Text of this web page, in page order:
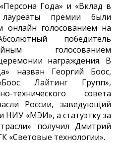
Года» и «Вклад в
лауреаты премии были
онлайн голосованием на
победитель
голосованием
награждения. В
назван Георгий Боос,
Лайтинг Групп»,
технического совета
России, заведующий
НИУ «МЭИ», а статуэтку за
получил Дмитрий
«Световые технологии».